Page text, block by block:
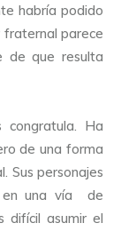
habría podido
fraternal parece
de que resulta
Ha
de una forma
Sus personajes
en una vía de
difícil asumir el